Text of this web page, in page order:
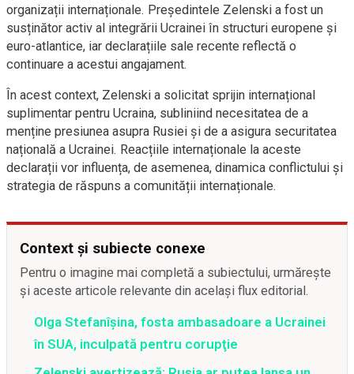
organizații internaționale. Președintele Zelenski a fost un
susținător activ al integrării Ucrainei în structuri europene și
euro-atlantice, iar declarațiile sale recente reflectă o
continuare a acestui angajament.
În acest context, Zelenski a solicitat sprijin internațional
suplimentar pentru Ucraina, subliniind necesitatea de a
menține presiunea asupra Rusiei și de a asigura securitatea
națională a Ucrainei. Reacțiile internaționale la aceste
declarații vor influența, de asemenea, dinamica conflictului și
strategia de răspuns a comunității internaționale.
Context și subiecte conexe
Pentru o imagine mai completă a subiectului, urmărește
și aceste articole relevante din același flux editorial.
Olga Stefanîşina, fosta ambasadoare a Ucrainei
în SUA, inculpată pentru corupţie